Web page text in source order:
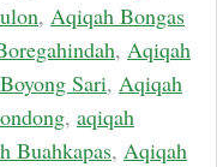
, Aqiqah Bongas
, Aqiqah
Sari, Aqiqah
, aqiqah
Buahkapas, Aqiqah